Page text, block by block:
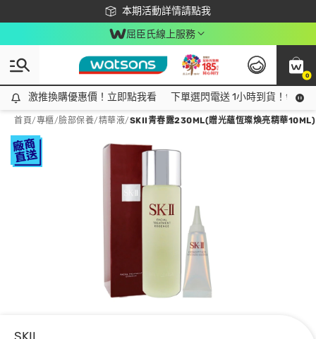
本期活動詳情請點我
下載app最高回饋$350
屈臣氏線上服務
0
激推換購優惠價！立即點我看
激推換購優惠價！立即點我看 下單選閃電送 1小時到貨！領神
首頁/專櫃/臉部保養/精華液/SKII青春露230ML(贈光蘊恆璨煥亮精華10ML)
SKII